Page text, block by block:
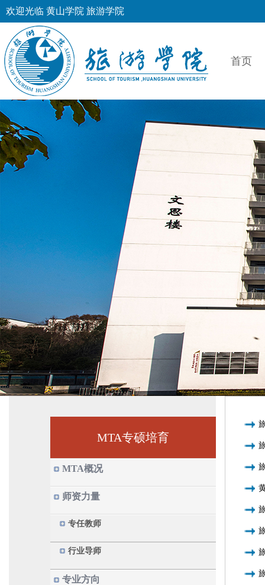
欢迎光临 黄山学院 旅游学院
首页
MTA专硕培育
MTA概况
师资力量
专任教师
行业导师
专业方向